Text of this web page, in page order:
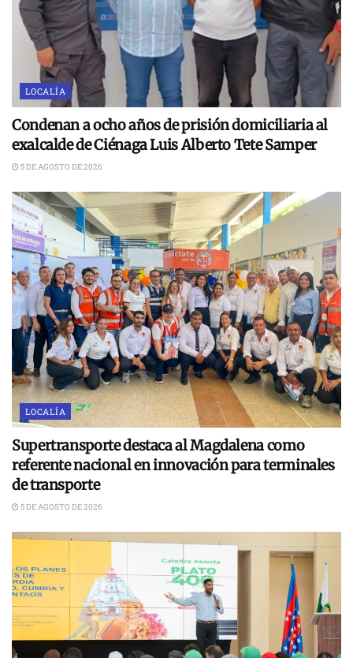
LOCALÍA
Condenan a ocho años de prisión domiciliaria al
exalcalde de Ciénaga Luis Alberto Tete Samper
5 DE AGOSTO DE 2026
LOCALÍA
Supertransporte destaca al Magdalena como
referente nacional en innovación para terminales
de transporte
5 DE AGOSTO DE 2026